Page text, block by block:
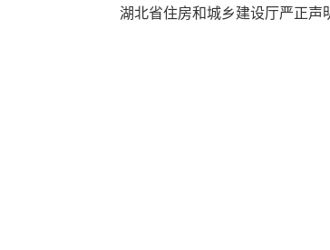
湖北省住房和城乡建设厅严正声